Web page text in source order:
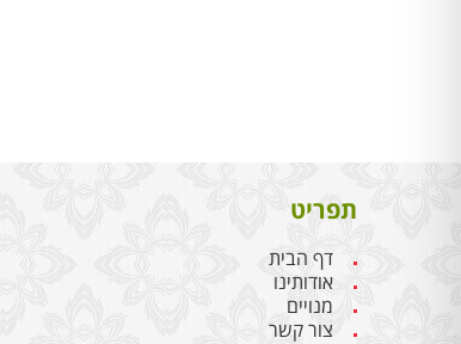
תפריט
דף הבית
אודותינו
מנויים
צור קשר